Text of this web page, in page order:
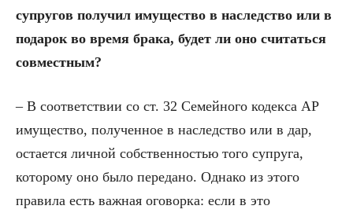
супругов получил имущество в наследство или в
подарок во время брака, будет ли оно считаться
совместным?
– В соответствии со ст. 32 Семейного кодекса АР
имущество, полученное в наследство или в дар,
остается личной собственностью того супруга,
которому оно было передано. Однако из этого
правила есть важная оговорка: если в это